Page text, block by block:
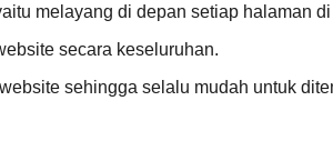
melayang di depan setiap halaman
secara keseluruhan.
sehingga selalu mudah untuk